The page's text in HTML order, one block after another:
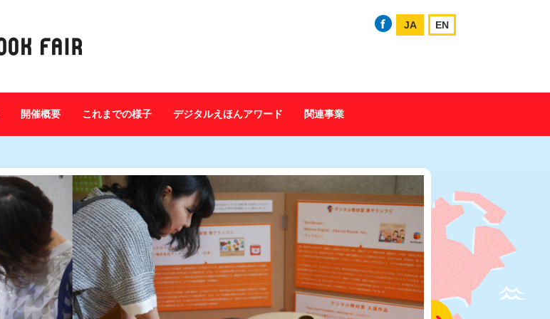
JA EN
開催概要 これまでの様子 デジタルえほんアワード 関連事業